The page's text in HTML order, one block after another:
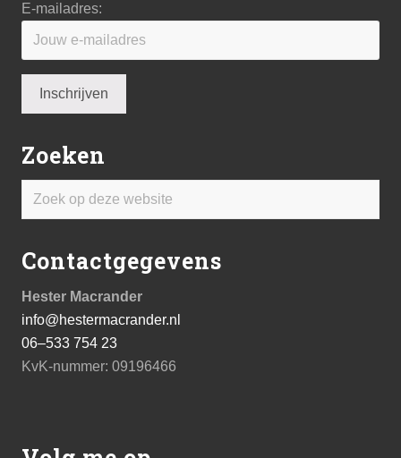
E-mailadres:
Zoeken
Zoek
website
Contactgegevens
Hester Macrander
info@hestermacrander.nl
06–533 754 23
KvK-nummer: 09196466